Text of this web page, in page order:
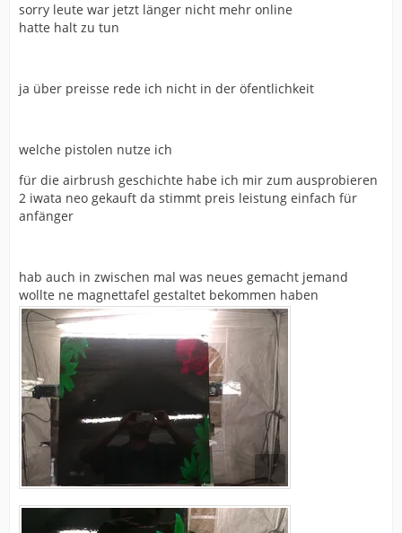
sorry leute war jetzt länger nicht mehr online
hatte halt zu tun
ja über preisse rede ich nicht in der öfentlichkeit
welche pistolen nutze ich
für die airbrush geschichte habe ich mir zum ausprobieren
2 iwata neo gekauft da stimmt preis leistung einfach für
anfänger
hab auch in zwischen mal was neues gemacht jemand
wollte ne magnettafel gestaltet bekommen haben